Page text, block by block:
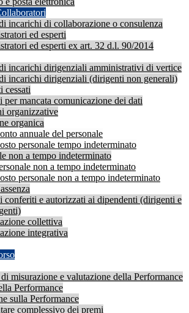
incarichi di collaborazione o consulenza
ed esperti
ed esperti ex art. 32 d.l. 90/2014
incarichi dirigenziali amministrativi di vertice
incarichi dirigenziali (dirigenti non generali)
cessati
per mancata comunicazione dei dati
organizzative
organica
annuale del personale
personale tempo indeterminato
non a tempo indeterminato
non a tempo indeterminato
personale non a tempo indeterminato
conferiti e autorizzati ai dipendenti (dirigenti e
collettiva
integrativa
di misurazione e valutazione della Performance
Performance
sulla Performance
complessivo dei premi